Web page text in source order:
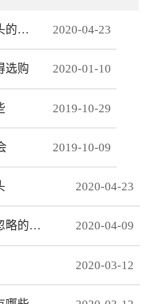
客户比较关注三维旋转清洗喷头的哪些方面 2020-04-23
选购 2020-01-10
2019-10-29
2019-10-09
2020-04-23
选购三维旋转清洗喷头时不能忽略的事项有哪些 2020-04-09
2020-03-12